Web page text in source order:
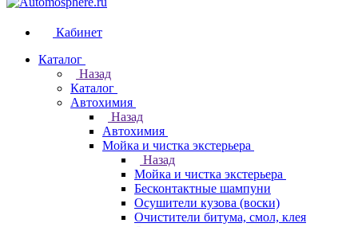
Кабинет
Каталог
Назад
Каталог
Автохимия
Назад
Автохимия
Мойка и чистка экстерьера
Назад
Мойка и чистка экстерьера
Бесконтактные шампуни
Осушители кузова (воски)
Очистители битума, смол, клея